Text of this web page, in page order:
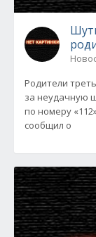
Родители
за неудачную
по номеру
сообщил о